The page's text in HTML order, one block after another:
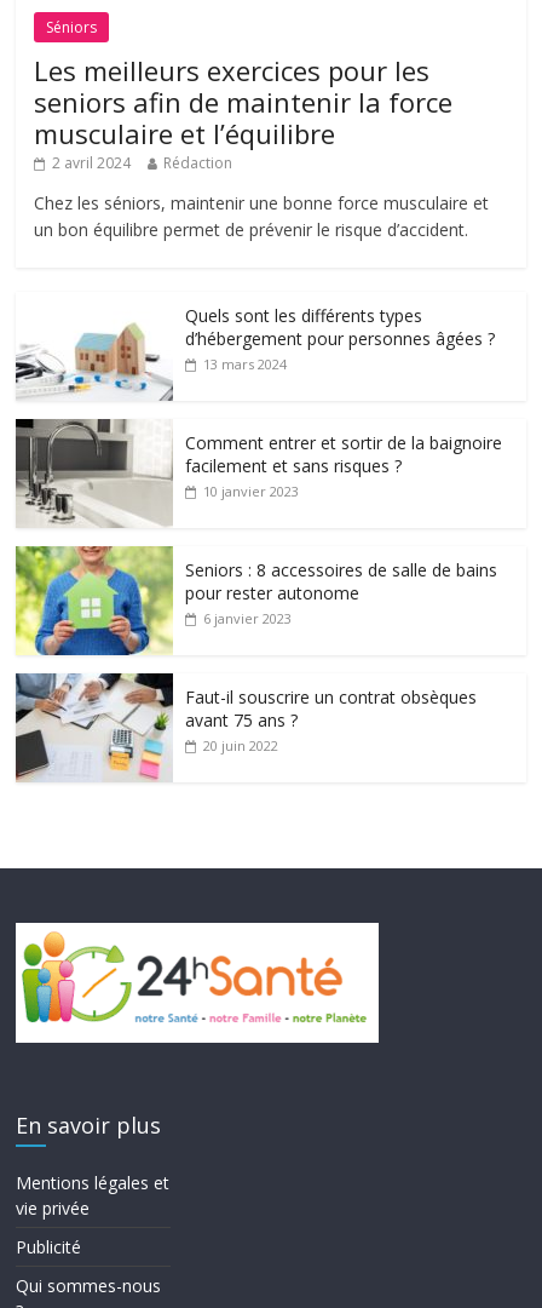
Séniors
Les meilleurs exercices pour les
seniors afin de maintenir la force
musculaire et l’équilibre
2 avril 2024 Rédaction
Chez les séniors, maintenir une bonne force musculaire et
un bon équilibre permet de prévenir le risque d’accident.
Quels sont les différents types
d’hébergement pour personnes âgées ?
13 mars 2024
Comment entrer et sortir de la baignoire
facilement et sans risques ?
10 janvier 2023
Seniors : 8 accessoires de salle de bains
pour rester autonome
6 janvier 2023
Faut-il souscrire un contrat obsèques
avant 75 ans ?
20 juin 2022
En savoir plus
Mentions légales et
vie privée
Publicité
Qui sommes-nous